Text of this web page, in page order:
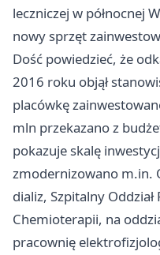
leczniczej w północnej
nowy sprzęt
Dość powiedzieć, że
2016 roku objął
placówkę
mln przekazano z
pokazuje skalę
zmodernizowano m.in.
dializ, Szpitalny Oddział
Chemioterapii, na
pracownię